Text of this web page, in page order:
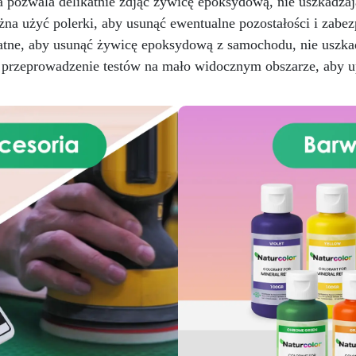
szarych żył.
w zestawie żywica
jest formułowana,
być wytrzymała, trwała i
w aplikacji, zapewniając
które nie tylko
wygląda, ale też imituje
marmur. Idealna do
wewnątrz pomieszczeń,
produkt doskonale nadaje
się do odnowienia kuchni lub
bez kosztów i złożoności
związanych z instalacją
płyt marmurowych.
Aplikacja zestawu efektu
Carrara jest prosta i
nawet dla osób bez
doświadczenia
pracach rękodzielniczych,
dzięki szczegółowym
zachwycają zmysły. Dzięki
naszemu zestawowi
bursztynowego onyksu
się artystą swojego domu.
trwały efekt, który przetrwa
próbę czasu. Jej
formuła została
tak, aby była łatwa w użyciu,
gwarantując profesjonalne
rezultaty nawet dla mniej
doświadczonych. Proces
aplikacji to kreatywne
doświadczenie, które
na personalizację
nieograniczonymi
projektowymi, począwszy od
delikatnych żyłek po
fale, tworząc unikalną i
użyć polerki, aby usunąć ewentualne pozostałości i
aby usunąć żywicę epoksydową z samochodu, nie
testów na mało widocznym obszarze, aby